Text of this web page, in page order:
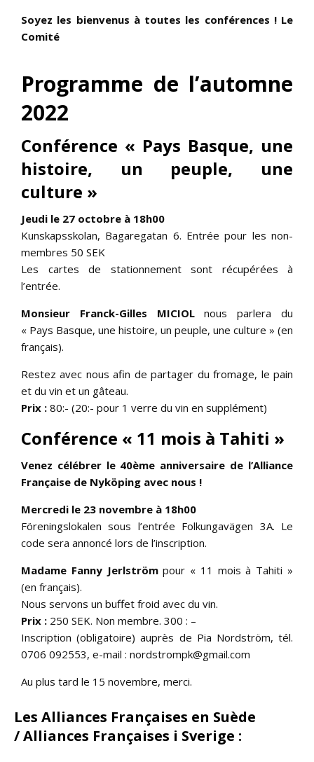
Soyez les bienvenus à toutes les conférences ! Le
Comité
Programme de l’automne
2022
Conférence « Pays Basque, une
histoire, un peuple, une
culture »
Jeudi le 27 octobre à 18h00
Kunskapsskolan, Bagaregatan 6. Entrée pour les non-
membres 50 SEK
Les cartes de stationnement sont récupérées à
l’entrée.
Monsieur Franck-Gilles MICIOLnous parlera du
« Pays Basque, une histoire, un peuple, une culture » (en
français).
Restez avec nous afin de partager du fromage, le pain
et du vin et un gâteau.
Prix ​​: 80:- (20:- pour 1 verre du vin en supplément)
Conférence « 11 mois à Tahiti »
Venez célébrer le 40ème anniversaire de l’Alliance
Française de Nyköping avec nous !
Mercredi le 23 novembre à 18h00
Föreningslokalen sous l’entrée Folkungavägen 3A. Le
code sera annoncé lors de l’inscription.
Madame Fanny Jerlströmpour « 11 mois à Tahiti »
(en français).
Nous servons un buffet froid avec du vin.
Prix ​​: 250 SEK. Non membre. 300 : –
Inscription (obligatoire) auprès de Pia Nordström, tél.
0706 092553, e-mail : nordstrompk@gmail.com
Au plus tard le 15 novembre, merci.
Les Alliances Françaises en Suède
/ Alliances Françaises i Sverige :